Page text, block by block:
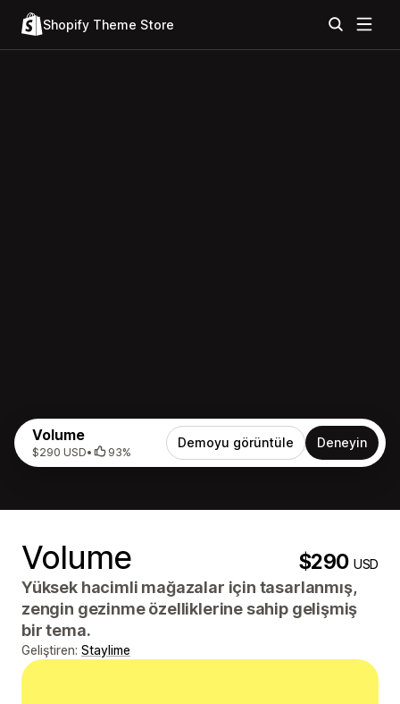
Shopify Theme Store
Volume
$290 USD• 93%
Demoyu görüntüle Deneyin
Volume $290USD
Yüksek hacimli mağazalar için tasarlanmış,
zengin gezinme özelliklerine sahip gelişmiş
bir tema.
Geliştiren: Staylime